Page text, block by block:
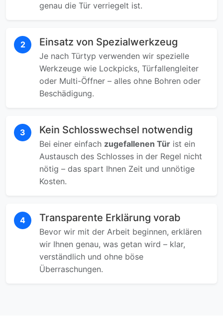
genau die Tür verriegelt ist.
2 Einsatz von Spezialwerkzeug
Je nach Türtyp verwenden wir spezielle
Werkzeuge wie Lockpicks, Türfallengleiter
oder Multi-Öffner – alles ohne Bohren oder
Beschädigung.
3 Kein Schlosswechsel notwendig
Bei einer einfach zugefallenen Tür ist ein
Austausch des Schlosses in der Regel nicht
nötig – das spart Ihnen Zeit und unnötige
Kosten.
4 Transparente Erklärung vorab
Bevor wir mit der Arbeit beginnen, erklären
wir Ihnen genau, was getan wird – klar,
verständlich und ohne böse
Überraschungen.